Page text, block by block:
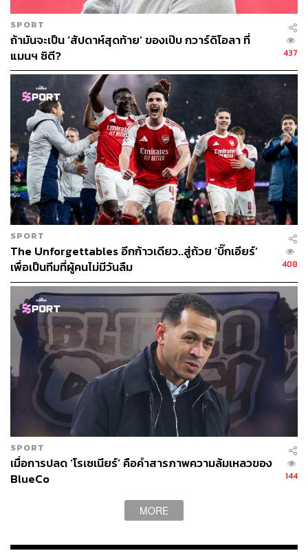
SPORT
ถ้ามันจะเป็น ‘สัปดาห์สุดท้าย’ ของเป๊บ กวาร์ดิโอลา ที่
แมนฯ ซิตี?
437
SPORT
The Unforgettables อีกก้าวเดียว..สู่ถ้วย ‘บิ๊กเอียร์’
เพื่อเป็นทีมที่ผู้คนไม่มีวันลืม
408
SPORT
เมื่อการปลด ‘โรเซเนียร์’ คือคำสารภาพความล้มเหลวของ
BlueCo
144
MORE